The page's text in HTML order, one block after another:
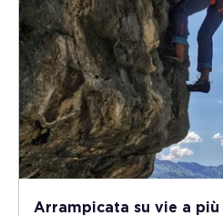
Arrampicata su vie a